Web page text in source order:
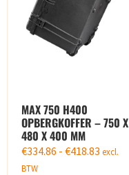
MAX 750 H400
OPBERGKOFFER – 750 X
480 X 400 MM
€334.86 - €418.83 excl.
BTW